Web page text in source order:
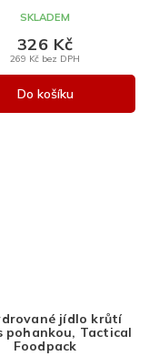
SKLADEM
269 Kč bez DPH
326 Kč
Do košíku
jídlo krůtí
pohankou, Tactical
Foodpack